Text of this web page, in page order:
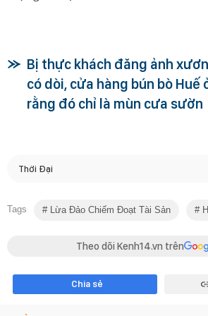
Bị thực khách đăng ảnh
có dòi, cửa hàng bún bò Huế
rằng đó chỉ là mùn cưa sườn
Thời Đại
Tags Lừa Đảo Chiếm Đoạt Tài Sản
Theo dõi Kenh14.vn trên
Chia sẻ